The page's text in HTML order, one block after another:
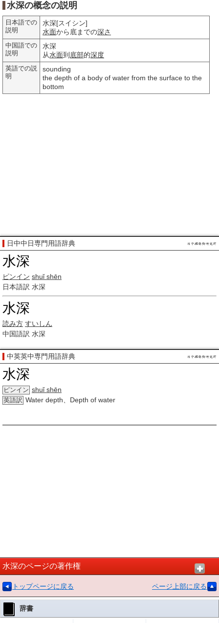
水深の概念の説明
日本語での
説明
水深[スイシン]
水面から底までの深さ
中国語での
説明
水深
从水面到 底部的深度
英語での説
明
sounding
the depth of a body of water from the surface to the
bottom
日中中日専門用語辞典
水深
ピンイン shuǐ shēn
日本語訳 水深
水深
読み方 すいしん
中国語訳 水深
中英英中専門用語辞典
水深
ピンイン shuǐ shēn
英語訳 Water depth、Depth of water
水深のページの著作権
トップページに戻る ページ上部に戻る
辞書